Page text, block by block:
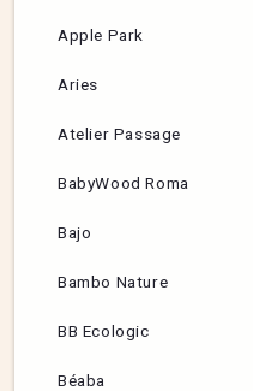
Apple Park
Aries
Atelier Passage
BabyWood Roma
Bajo
Bambo Nature
BB Ecologic
Béaba